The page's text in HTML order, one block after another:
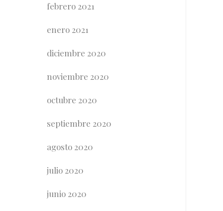
febrero 2021
enero 2021
diciembre 2020
noviembre 2020
octubre 2020
septiembre 2020
agosto 2020
julio 2020
junio 2020